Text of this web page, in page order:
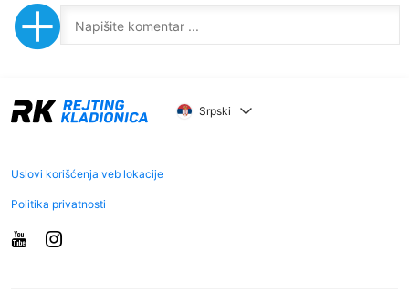
Srpski
Uslovi korišćenja veb lokacije
Politika privatnosti